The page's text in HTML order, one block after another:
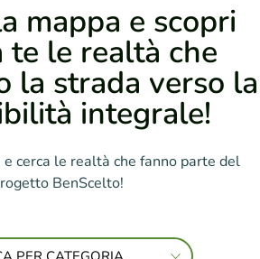
mappa e scopri
te le realtà che
la strada verso la
integrale!
cerca le realtà che fanno parte del
BenScelto!